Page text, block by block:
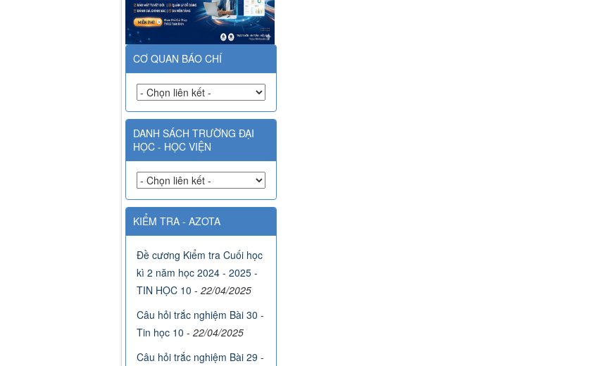
CƠ QUAN BÁO CHÍ
DANH SÁCH TRƯỜNG ĐẠI
HỌC - HỌC VIỆN
KIỂM TRA - AZOTA
Đề cương Kiểm tra Cuối học
kì 2 năm học 2024 - 2025 -
TIN HỌC 10 - 22/04/2025
Câu hỏi trắc nghiệm Bài 30 -
Tin học 10 - 22/04/2025
Câu hỏi trắc nghiệm Bài 29 -